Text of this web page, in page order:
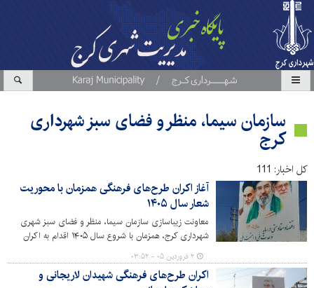
سازمان سیما، منظر و فضای سبز شهرداری
کرج
کل اخبار: 111
آغاز اکران طرح‌های فرهنگی همزمان با محوریت
شعار سال ۱۴۰۵
معاونت زیباسازی سازمان سیما، منظر و فضای سبز شهری
شهرداری کرج، همزمان با شروع سال ۱۴۰۵ اقدام به اکران
طرح های فرهنگی تبریک سال نو با شعار سال “ اقتصاد
مقاومتی در سایه وحدت ملی و امنیت ملی” در سطح شهر
کرج کرده است.
۲ فروردین ۰۵ - ۰۳:۵۲
اکران طرح‌های فرهنگی شهیدان لاریجانی و